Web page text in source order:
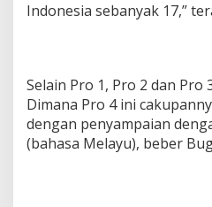
Indonesia sebanyak 17,”
Selain Pro 1, Pro 2 dan Pro
Dimana Pro 4 ini
dengan penyampaian
(bahasa Melayu), beber